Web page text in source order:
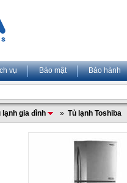
vụ Bảo mật Bảo hành
lạnh gia đình » Tủ lạnh Toshiba